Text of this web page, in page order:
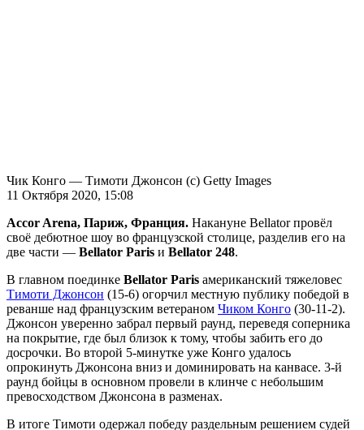
Чик Конго — Тимоти Джонсон (с) Getty Images
11 Октября 2020, 15:08
Accor Arena, Париж, Франция. Накануне Bellator провёл
своё дебютное шоу во французской столице, разделив его на
две части — Bellator Paris и Bellator 248.
В главном поединке Bellator Paris американский тяжеловес
Тимоти Джонсон (15-6) огорчил местную публику победой в
реванше над французским ветераном Чиком Конго (30-11-2).
Джонсон уверенно забрал первый раунд, переведя соперника
на покрытие, где был близок к тому, чтобы забить его до
досрочки. Во второй 5-минутке уже Конго удалось
опрокинуть Джонсона вниз и доминировать на канвасе. 3-й
раунд бойцы в основном провели в клинче с небольшим
превосходством Джонсона в разменах.
В итоге Тимоти одержал победу раздельным решением судей